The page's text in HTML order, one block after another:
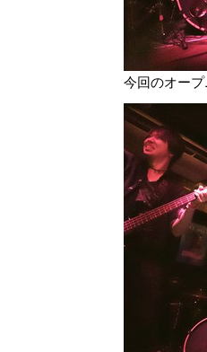
今回のオー